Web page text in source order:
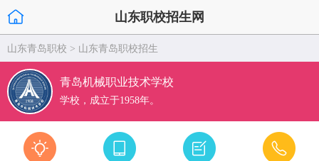
山东职校招生网
山东青岛职校 > 山东青岛职校招生
青岛机械职业技术学校
学校，成立于1958年。